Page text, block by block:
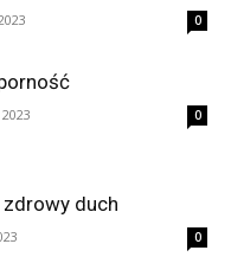
0
0
duch
0